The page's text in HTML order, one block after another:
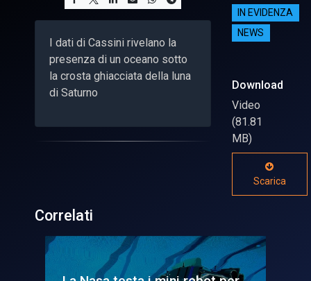
I dati di Cassini rivelano la
presenza di un oceano sotto
la crosta ghiacciata della luna
di Saturno
IN EVIDENZA
NEWS
Download
Video
(81.81
MB)
Scarica
Correlati